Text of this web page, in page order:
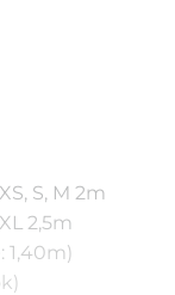
S, M 2m
2,5m
1,40m)